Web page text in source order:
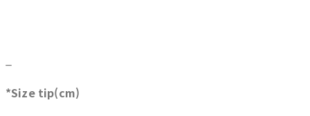
*Size tip(cm)